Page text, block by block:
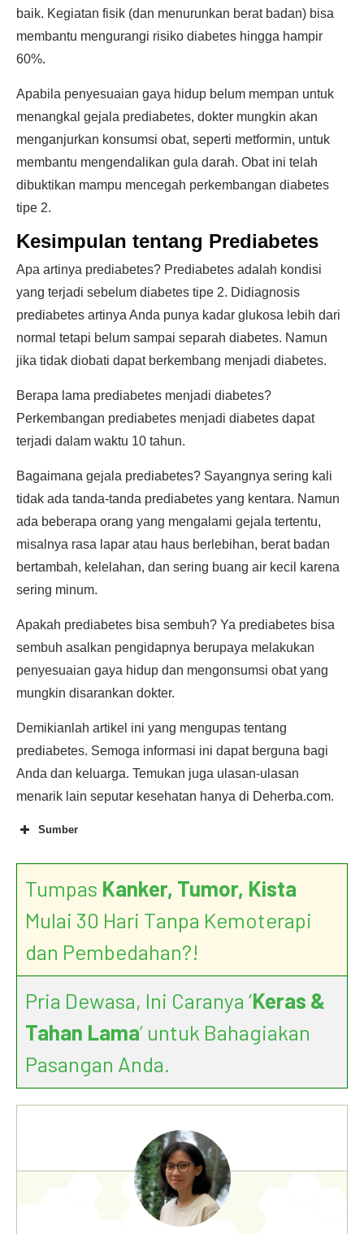
baik. Kegiatan fisik (dan menurunkan berat badan) bisa
membantu mengurangi risiko diabetes hingga hampir
60%.
Apabila penyesuaian gaya hidup belum mempan untuk
menangkal gejala prediabetes, dokter mungkin akan
menganjurkan konsumsi obat, seperti metformin, untuk
membantu mengendalikan gula darah. Obat ini telah
dibuktikan mampu mencegah perkembangan diabetes
tipe 2.
Kesimpulan tentang Prediabetes
Apa artinya prediabetes? Prediabetes adalah kondisi
yang terjadi sebelum diabetes tipe 2. Didiagnosis
prediabetes artinya Anda punya kadar glukosa lebih dari
normal tetapi belum sampai separah diabetes. Namun
jika tidak diobati dapat berkembang menjadi diabetes.
Berapa lama prediabetes menjadi diabetes?
Perkembangan prediabetes menjadi diabetes dapat
terjadi dalam waktu 10 tahun.
Bagaimana gejala prediabetes? Sayangnya sering kali
tidak ada tanda-tanda prediabetes yang kentara. Namun
ada beberapa orang yang mengalami gejala tertentu,
misalnya rasa lapar atau haus berlebihan, berat badan
bertambah, kelelahan, dan sering buang air kecil karena
sering minum.
Apakah prediabetes bisa sembuh? Ya prediabetes bisa
sembuh asalkan pengidapnya berupaya melakukan
penyesuaian gaya hidup dan mengonsumsi obat yang
mungkin disarankan dokter.
Demikianlah artikel ini yang mengupas tentang
prediabetes. Semoga informasi ini dapat berguna bagi
Anda dan keluarga. Temukan juga ulasan-ulasan
menarik lain seputar kesehatan hanya di Deherba.com.
Sumber
Tumpas Kanker, Tumor, Kista
Mulai 30 Hari Tanpa Kemoterapi
dan Pembedahan?!
Pria Dewasa, Ini Caranya ‘Keras &
Tahan Lama’ untuk Bahagiakan
Pasangan Anda.